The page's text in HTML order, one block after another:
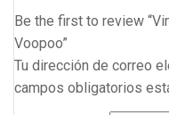
Be the first to review
Voopoo”
Tu dirección de correo
campos obligatorios